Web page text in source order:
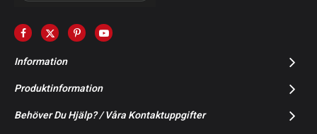
Information
Produktinformation
Behöver Du Hjälp? / Våra Kontaktuppgifter